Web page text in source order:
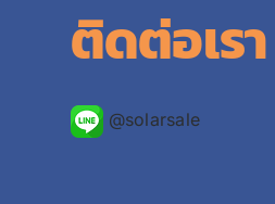
ติดต่อเรา
@solarsale